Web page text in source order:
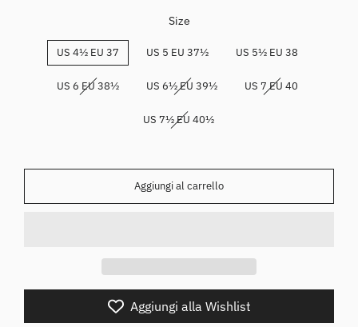
Size
US 4½ EU 37 US 5 EU 37½ US 5½ EU 38
US 6 EU 38½ US 6½ EU 39½ US 7 EU 40
US 7½ EU 40½
Aggiungi al carrello
Aggiungi alla Wishlist